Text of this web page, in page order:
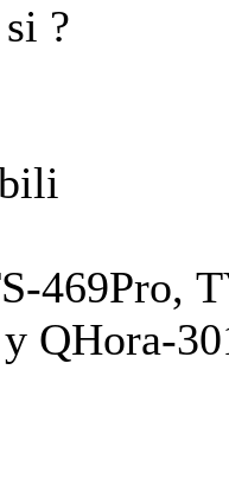
?
469Pro,
QHora-